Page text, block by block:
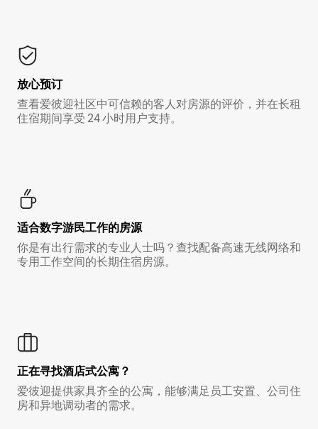
放心预订
查看爱彼迎社区中可信赖的客人对房源的评价，并在长租
住宿期间享受 24 小时用户支持。
适合数字游民工作的房源
你是有出行需求的专业人士吗？查找配备高速无线网络和
专用工作空间的长期住宿房源。
正在寻找酒店式公寓？
爱彼迎提供家具齐全的公寓，能够满足员工安置、公司住
房和异地调动者的需求。